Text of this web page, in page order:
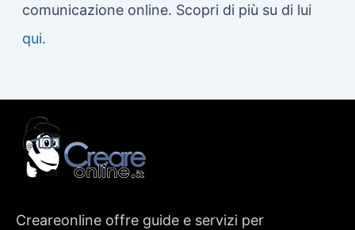
comunicazione online. Scopri di più su di lui
qui.
Creareonline offre guide e servizi per